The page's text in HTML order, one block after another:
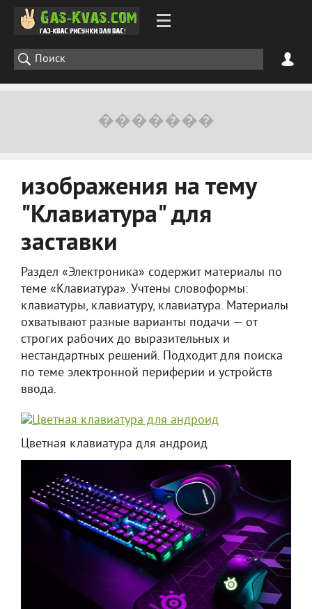
изображения на тему
"Клавиатура" для
заставки
Раздел «Электроника» содержит материалы по
теме «Клавиатура». Учтены словоформы:
клавиатуры, клавиатуру, клавиатура. Материалы
охватывают разные варианты подачи — от
строгих рабочих до выразительных и
нестандартных решений. Подходит для поиска
по теме электронной периферии и устройств
ввода.
Цветная клавиатура для андроид